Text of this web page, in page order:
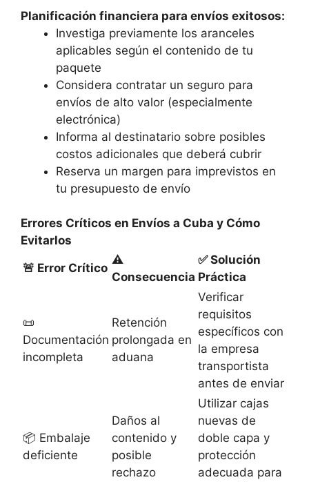
Planificación financiera para envíos exitosos:
Investiga previamente los aranceles
aplicables según el contenido de tu
paquete
Considera contratar un seguro para
envíos de alto valor (especialmente
electrónica)
Informa al destinatario sobre posibles
costos adicionales que deberá cubrir
Reserva un margen para imprevistos en
tu presupuesto de envío
Errores Críticos en Envíos a Cuba y Cómo
Evitarlos
🚨 Error Crítico
⚠️
Consecuencia
✅ Solución
Práctica
📜
Documentación
incompleta
Retención
prolongada en
aduana
Verificar
requisitos
específicos con
la empresa
transportista
antes de enviar
📦 Embalaje
deficiente
Daños al
contenido y
posible
rechazo
Utilizar cajas
nuevas de
doble capa y
protección
adecuada para